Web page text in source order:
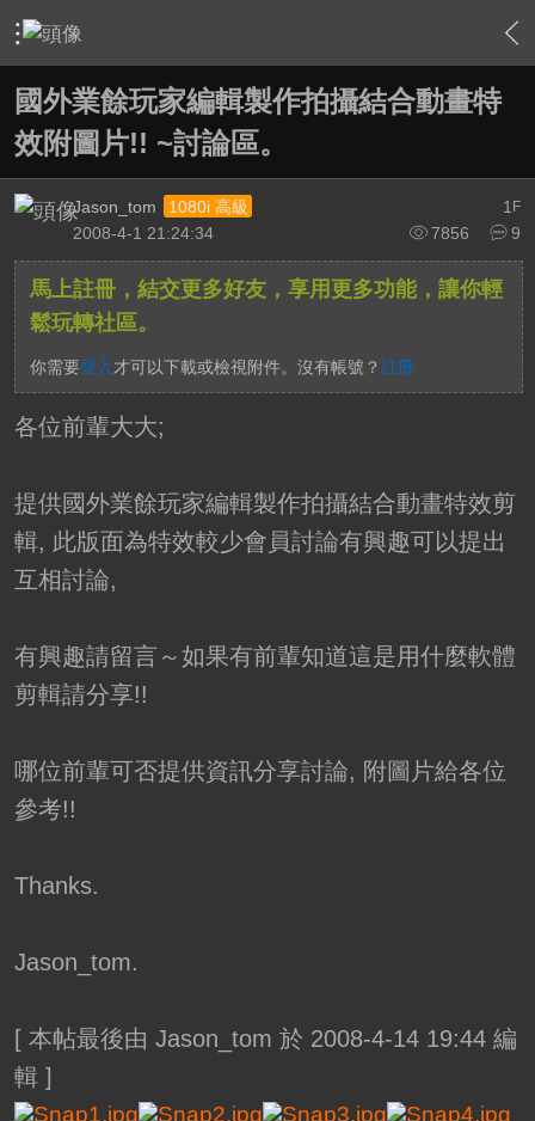
› 影片創作區 › 剪接軟硬體討論區 › 內容
國外業餘玩家編輯製作拍攝結合動畫特
效附圖片!! ~討論區。
1 F
Jason_tom
1080i 高級
7856
9
2008-4-1 21:24:34
馬上註冊，結交更多好友，享用更多功能，讓你輕
鬆玩轉社區。
你需要登入 才可以下載或檢視附件。沒有帳號？ 註冊
各位前輩大大;
提供國外業餘玩家編輯製作拍攝結合動畫特效剪
輯, 此版面為特效較少會員討論有興趣可以提出
互相討論,
有興趣請留言～如果有前輩知道這是用什麼軟體
剪輯請分享!!
哪位前輩可否提供資訊分享討論, 附圖片給各位
參考!!
Thanks.
Jason_tom.
[本帖最後由 Jason_tom 於 2008-4-14 19:44 編
輯 ]